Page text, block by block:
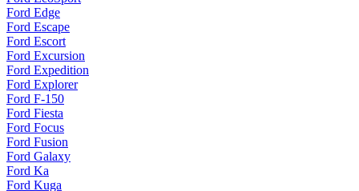
Ford Edge
Ford Escape
Ford Escort
Ford Excursion
Ford Expedition
Ford Explorer
Ford F-150
Ford Fiesta
Ford Focus
Ford Fusion
Ford Galaxy
Ford Ka
Ford Kuga